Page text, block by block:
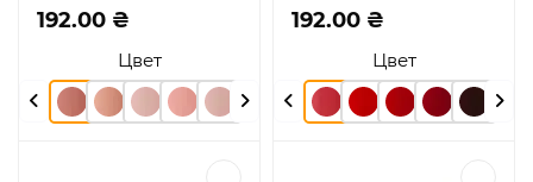
Цвет
192.00 ₴
Цвет
192.00 ₴